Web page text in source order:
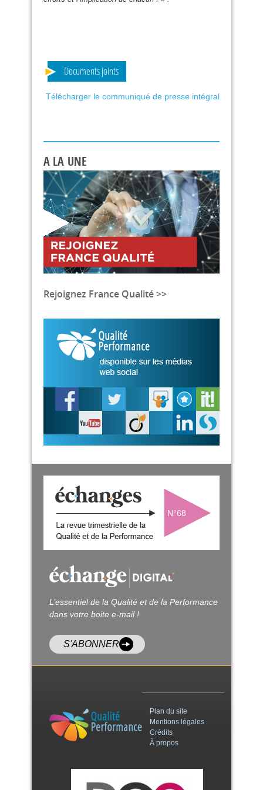
Documents joints
Télécharger le communiqué de presse intégral
A LA UNE
Rejoignez France Qualité >>
N°68
L’essentiel de la Qualité et de la Performance
dans votre boite e-mail !
S'ABONNER
Plan du site
Mentions légales
Crédits
À propos